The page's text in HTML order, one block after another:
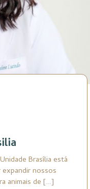
Brasília está
nossos
animais de […]